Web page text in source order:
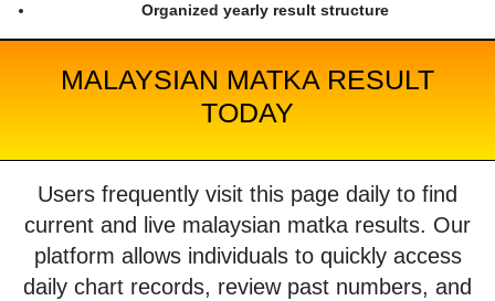
Organized yearly result structure
MALAYSIAN MATKA RESULT
TODAY
Users frequently visit this page daily to find
current and live malaysian matka results. Our
platform allows individuals to quickly access
daily chart records, review past numbers, and